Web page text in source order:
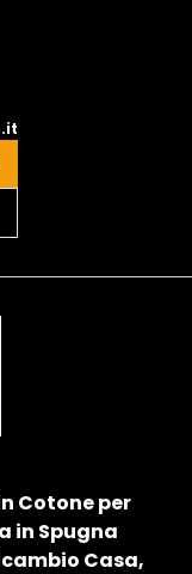
Cotone per
in Spugna
Casa,